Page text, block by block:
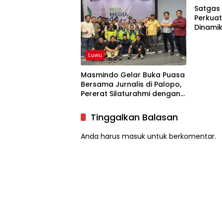
Luwu
Masmindo Gelar Buka Puasa
Bersama Jurnalis di Palopo,
Pererat Silaturahmi dengan
Tinggalkan Balasan
Anda harus masuk untuk berkomentar.